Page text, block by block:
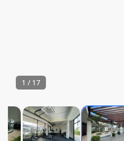
1 / 17